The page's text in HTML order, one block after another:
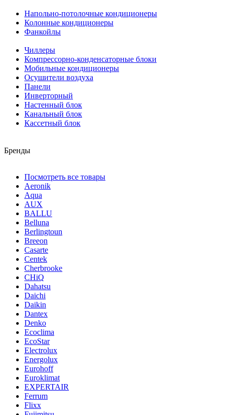
Напольно-потолочные кондиционеры
Колонные кондиционеры
Фанкойлы
Чиллеры
Компрессорно-конденсаторные блоки
Мобильные кондиционеры
Осушители воздуха
Панели
Инверторный
Настенный блок
Канальный блок
Кассетный блок
Бренды
Посмотреть все товары
Aeronik
Aqua
AUX
BALLU
Belluna
Berlingtoun
Breeon
Casarte
Centek
Cherbrooke
CHiQ
Dahatsu
Daichi
Daikin
Dantex
Denko
Ecoclima
EcoStar
Electrolux
Energolux
Eurohoff
Euroklimat
EXPERTAIR
Ferrum
Flixx